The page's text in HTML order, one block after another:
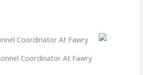
Coordinator At Fawry